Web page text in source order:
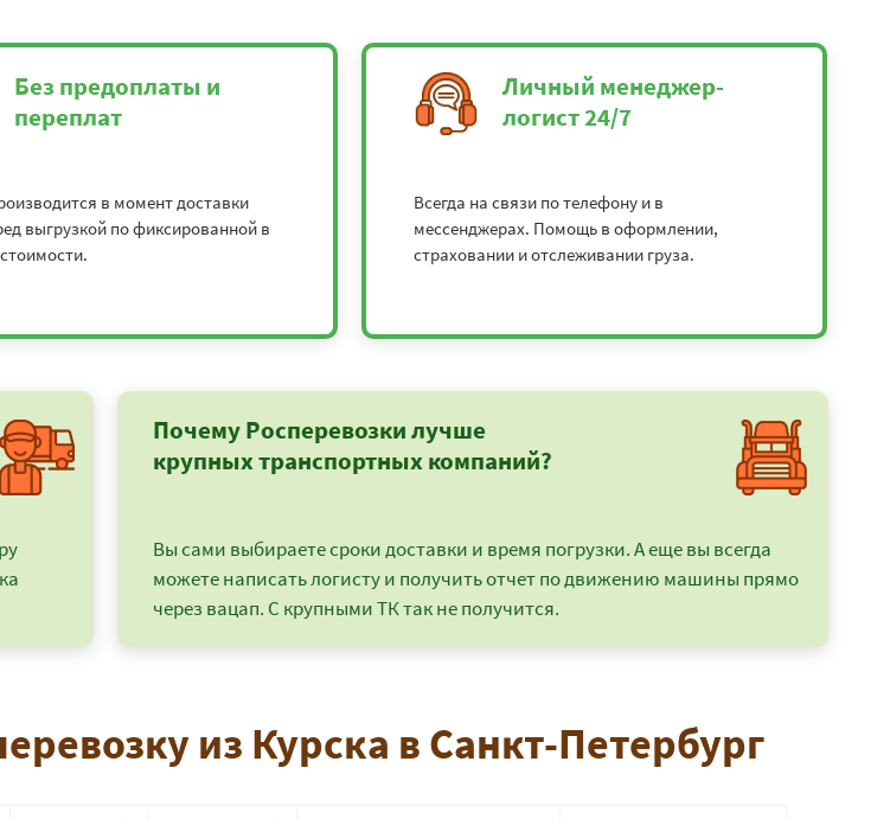
Без предоплаты и
переплат
в момент доставки
выгрузкой по фиксированной в
Личный менеджер-
логист 24/7
Всегда на связи по телефону и в
мессенджерах. Помощь в оформлении,
страховании и отслеживании груза.
Почему Росперевозки лучше
крупных транспортных компаний?
Вы сами выбираете сроки доставки и время погрузки. А еще вы всегда
можете написать логисту и получить отчет по движению машины прямо
через вацап. С крупными ТК так не получится.
из Курска в Санкт-Петербург